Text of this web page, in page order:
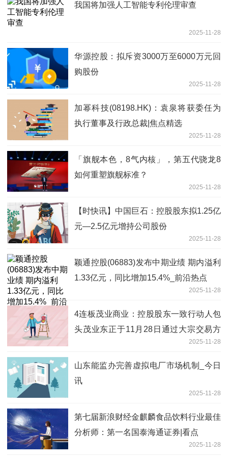
我国将加强人工智能专利伦理审查
2025-11-28
华源控股：拟斥资3000万至6000万元回
购股份
2025-11-28
加幂科技(08198.HK)：袁泉将获委任为
执行董事及行政总裁|焦点精选
2025-11-28
「旗舰本色，8气内核」，第五代骁龙8
如何重塑旗舰标准？
2025-11-28
【时快讯】中国巨石：控股股东拟1.25亿
元—2.5亿元增持公司股份
2025-11-28
颖通控股(06883)发布中期业绩 期内溢利
1.33亿元，同比增加15.4%_前沿热点
2025-11-28
4连板茂业商业：控股股东一致行动人包
头茂业东正于11月28日通过大宗交易方
2025-11-28
山东能监办完善虚拟电厂市场机制_今日
讯
2025-11-28
第七届新浪财经金麒麟食品饮料行业最佳
分析师：第一名国泰海通证券|看点
2025-11-28